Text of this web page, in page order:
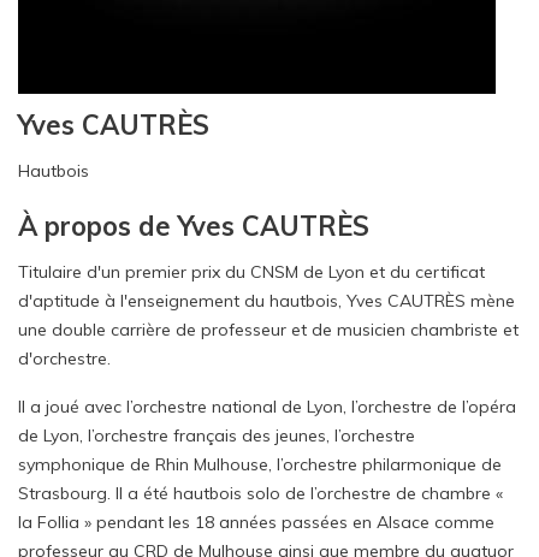
Yves CAUTRÈS
Hautbois
À propos de Yves CAUTRÈS
Titulaire d'un premier prix du CNSM de Lyon et du certificat
d'aptitude à l'enseignement du hautbois, Yves CAUTRÈS mène
une double carrière de professeur et de musicien chambriste et
d'orchestre.
Il a joué avec l’orchestre national de Lyon, l’orchestre de l’opéra
de Lyon, l’orchestre français des jeunes, l’orchestre
symphonique de Rhin Mulhouse, l’orchestre philarmonique de
Strasbourg. Il a été hautbois solo de l’orchestre de chambre «
la Follia » pendant les 18 années passées en Alsace comme
professeur au CRD de Mulhouse ainsi que membre du quatuor